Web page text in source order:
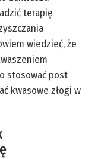
terapię
wiedzieć, że
stosować post
kwasowe złogi w